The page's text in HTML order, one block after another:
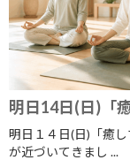
2024年10月
2024年9月
2024年8月
2024年7月
2024年6月
明日14日(日)「
明日１４日(日)「癒
が近づいてきまし ...